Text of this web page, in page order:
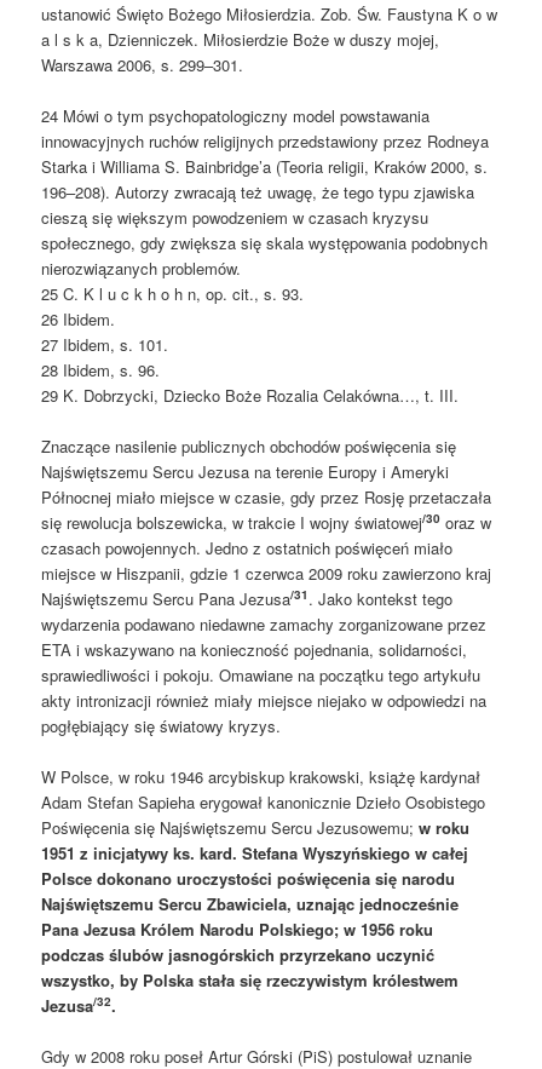
ustanowić Święto Bożego Miłosierdzia. Zob. Św. Faustyna K o w
a l s k a, Dzienniczek. Miłosierdzie Boże w duszy mojej,
Warszawa 2006, s. 299–301.
24 Mówi o tym psychopatologiczny model powstawania
innowacyjnych ruchów religijnych przedstawiony przez Rodneya
Starka i Williama S. Bainbridge’a (Teoria religii, Kraków 2000, s.
196–208). Autorzy zwracają też uwagę, że tego typu zjawiska
cieszą się większym powodzeniem w czasach kryzysu
społecznego, gdy zwiększa się skala występowania podobnych
nierozwiązanych problemów.
25 C. K l u c k h o h n, op. cit., s. 93.
26 Ibidem.
27 Ibidem, s. 101.
28 Ibidem, s. 96.
29 K. Dobrzycki, Dziecko Boże Rozalia Celakówna…, t. III.
Znaczące nasilenie publicznych obchodów poświęcenia się
Najświętszemu Sercu Jezusa na terenie Europy i Ameryki
Północnej miało miejsce w czasie, gdy przez Rosję przetaczała
się rewolucja bolszewicka, w trakcie I wojny światowej/30 oraz w
czasach powojennych. Jedno z ostatnich poświęceń miało
miejsce w Hiszpanii, gdzie 1 czerwca 2009 roku zawierzono kraj
Najświętszemu Sercu Pana Jezusa/31 . Jako kontekst tego
wydarzenia podawano niedawne zamachy zorganizowane przez
ETA i wskazywano na konieczność pojednania, solidarności,
sprawiedliwości i pokoju. Omawiane na początku tego artykułu
akty intronizacji również miały miejsce niejako w odpowiedzi na
pogłębiający się światowy kryzys.
W Polsce, w roku 1946 arcybiskup krakowski, książę kardynał
Adam Stefan Sapieha erygował kanonicznie Dzieło Osobistego
Poświęcenia się Najświętszemu Sercu Jezusowemu;w roku
1951 z inicjatywy ks. kard. Stefana Wyszyńskiego w całej
Polsce dokonano uroczystości poświęcenia się narodu
Najświętszemu Sercu Zbawiciela, uznając jednocześnie
Pana Jezusa Królem Narodu Polskiego; w 1956 roku
podczas ślubów jasnogórskich przyrzekano uczynić
wszystko, by Polska stała się rzeczywistym królestwem
Jezusa/32.
Gdy w 2008 roku poseł Artur Górski (PiS) postulował uznanie